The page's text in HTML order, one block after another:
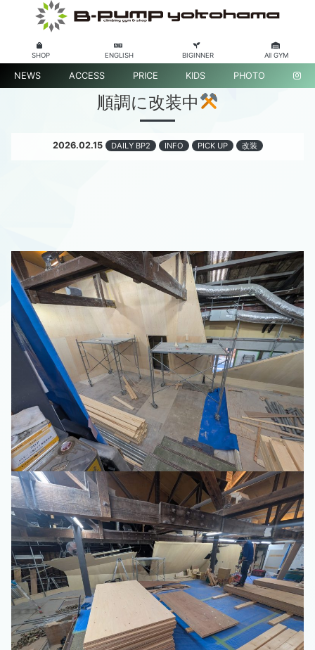
SHOP ENGLISH BIGINNER All GYM
NEWS ACCESS PRICE KIDS PHOTO
順調に改装中
2026.02.15 DAILY BP2 INFO PICK UP 改装